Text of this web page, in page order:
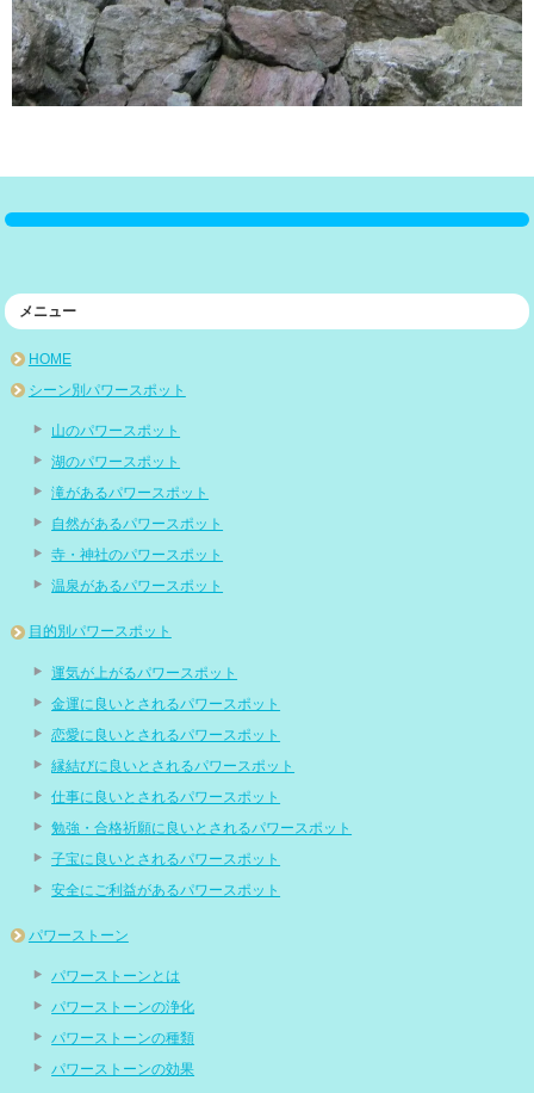
メニュー
HOME
シーン別パワースポット
山のパワースポット
湖のパワースポット
滝があるパワースポット
自然があるパワースポット
寺・神社のパワースポット
温泉があるパワースポット
目的別パワースポット
運気が上がるパワースポット
金運に良いとされるパワースポット
恋愛に良いとされるパワースポット
縁結びに良いとされるパワースポット
仕事に良いとされるパワースポット
勉強・合格祈願に良いとされるパワースポット
子宝に良いとされるパワースポット
安全にご利益があるパワースポット
パワーストーン
パワーストーンとは
パワーストーンの浄化
パワーストーンの種類
パワーストーンの効果